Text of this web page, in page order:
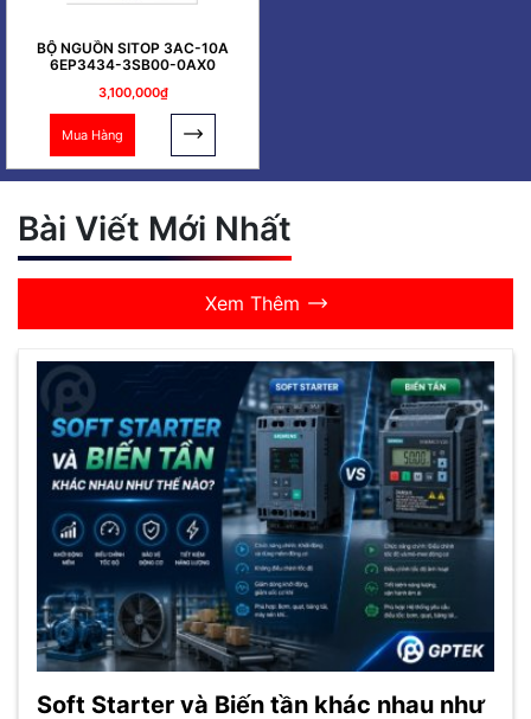
BỘ NGUỒN SITOP 3AC-10A
6EP3434-3SB00-0AX0
3,100,000₫
Mua Hàng
Bài Viết Mới Nhất
Xem Thêm
Soft Starter và Biến tần khác nhau như